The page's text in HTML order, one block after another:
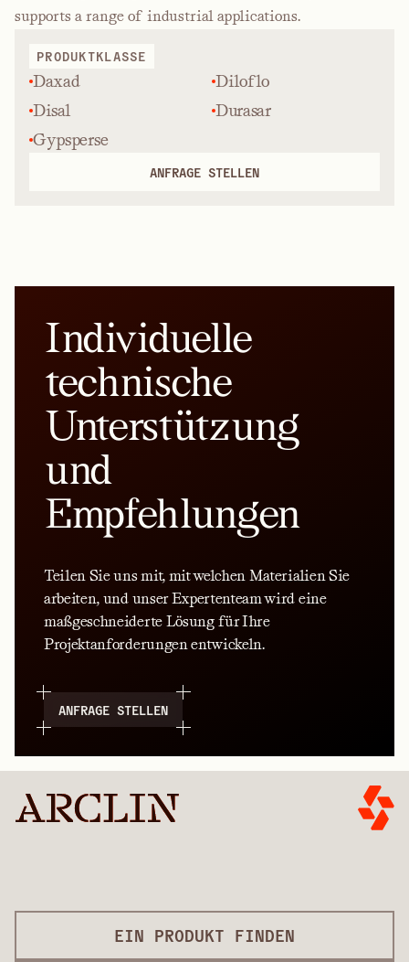
supports a range of industrial applications.
PRODUKTKLASSE
Daxad
Diloflo
Disal
Durasar
Gypsperse
ANFRAGE STELLEN
Individuelle
technische
Unterstützung
und
Empfehlungen
Teilen Sie uns mit, mit welchen Materialien Sie
arbeiten, und unser Expertenteam wird eine
maßgeschneiderte Lösung für Ihre
Projektanforderungen entwickeln.
ANFRAGE STELLEN
EIN PRODUKT FINDEN